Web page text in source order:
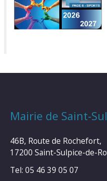
Mairie de Saint-
46B, Route de Rochefort,
17200 Saint-Sulpice-de-
Tel: 05 46 39 05 07